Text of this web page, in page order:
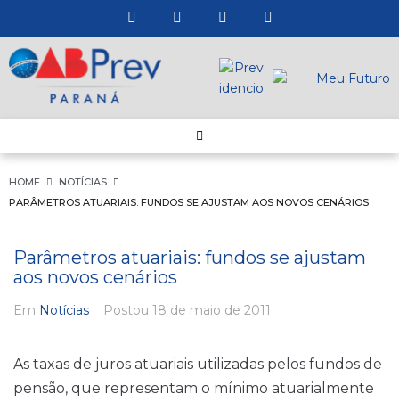
HOME
NOTÍCIAS
PARÂMETROS ATUARIAIS: FUNDOS SE AJUSTAM AOS NOVOS CENÁRIOS
Parâmetros atuariais: fundos se ajustam
aos novos cenários
Em Notícias Postou 18 de maio de 2011
As taxas de juros atuariais utilizadas pelos fundos de
pensão, que representam o mínimo atuarialmente